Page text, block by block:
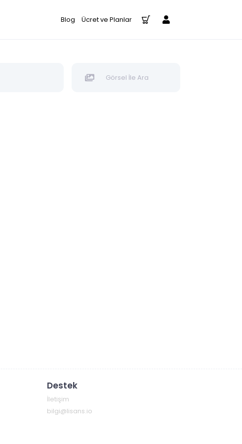
Blog Ücret ve Planlar
Görsel İle Ara
Destek
İletişim
bilgi@lisans.io